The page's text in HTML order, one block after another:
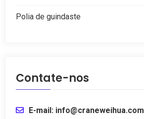
Polia de guindaste
Contate-nos
E-mail: info@craneweihua.com